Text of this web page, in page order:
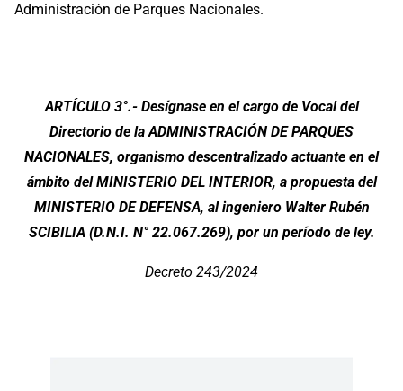
Administración de Parques Nacionales.
ARTÍCULO 3°.- Desígnase en el cargo de Vocal del
Directorio de la ADMINISTRACIÓN DE PARQUES
NACIONALES, organismo descentralizado actuante en el
ámbito del MINISTERIO DEL INTERIOR, a propuesta del
MINISTERIO DE DEFENSA, al ingeniero Walter Rubén
SCIBILIA (D.N.I. N° 22.067.269), por un período de ley.
Decreto 243/2024